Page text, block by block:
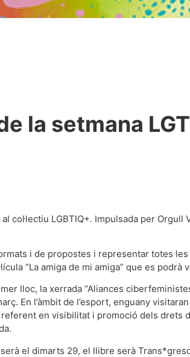
la setmana
col·lectiu LGBTIQ+. Impulsada per Orgull
i de propostes i representar totes les
“La amiga de mi amiga” que es podrà
lloc, la xerrada “Aliances
En l’àmbit de l’esport, enguany
en visibilitat i promoció dels drets
el dimarts 29, el llibre serà